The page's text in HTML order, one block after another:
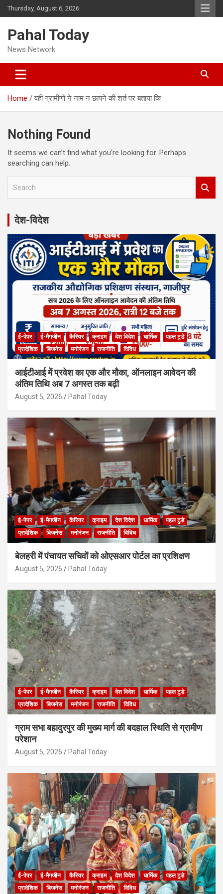
Skip
to
Thursday, August 6, 2026
Pahal Today
News Network
Home वहीं ग्रामीणों ने नाम न छापने की शर्त पर बताया कि
Nothing Found
It seems we can’t find what you’re looking for. Perhaps
searching can help.
r
h
देश-विदेश
ई-पेपर ई-मैगजीन कैरियर क्राइम देश विदेश धार्मिक
पहल टुडे
प्रादेशिक
बिजनेस मनोरंजन राजनीति विविध
आईटीआई में प्रवेश का एक और मौका, ऑनलाइन आवेदन की
अंतिम तिथि अब 7 अगस्त तक बढ़ी
August 5, 2026 Pahal Today
ई-पेपर ई-मैगजीन कैरियर क्राइम देश विदेश धार्मिक
पहल टुडे
प्रादेशिक
बिजनेस मनोरंजन राजनीति विविध
बेलहरी में पंचायत सचिवों को ओएसआर पोर्टल का प्रशिक्षण
August 5, 2026 Pahal Today
ई-पेपर ई-मैगजीन कैरियर क्राइम देश विदेश धार्मिक
पहल टुडे
प्रादेशिक
बिजनेस मनोरंजन राजनीति विविध
ग्राम सभा बहादुरपुर की मुख्य मार्ग की बदहाल स्थिति से ग्रामीण
परेशान
August 5, 2026 Pahal Today
ई-पेपर ई-मैगजीन कैरियर क्राइम देश विदेश धार्मिक
पहल टुडे
प्रादेशिक
बिजनेस मनोरंजन राजनीति विविध